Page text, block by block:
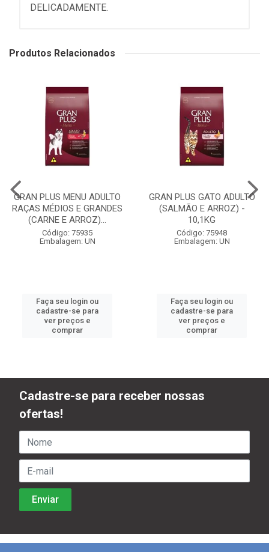
DELICADAMENTE.
Produtos Relacionados
GRAN PLUS MENU ADULTO
RAÇAS MÉDIOS E GRANDES
(CARNE E ARROZ)...
Código: 75935
Embalagem: UN
Faça seu login ou
cadastre-se para
ver preços e
comprar
GRAN PLUS GATO ADULTO
(SALMÃO E ARROZ) -
10,1KG
Código: 75948
Embalagem: UN
Faça seu login ou
cadastre-se para
ver preços e
comprar
Cadastre-se para receber nossas
ofertas!